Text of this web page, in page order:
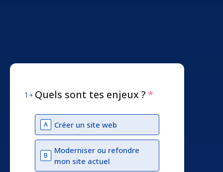
1 Quels sont tes enjeux ? *
A Créer un site web
B
Moderniser ou refondre
mon site actuel